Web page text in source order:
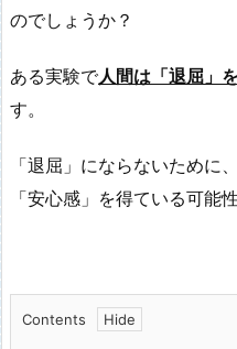
のでしょうか？
ある実験で人間は「退屈」
す。
「退屈」にならないために
「安心感」を得ている可能
Contents